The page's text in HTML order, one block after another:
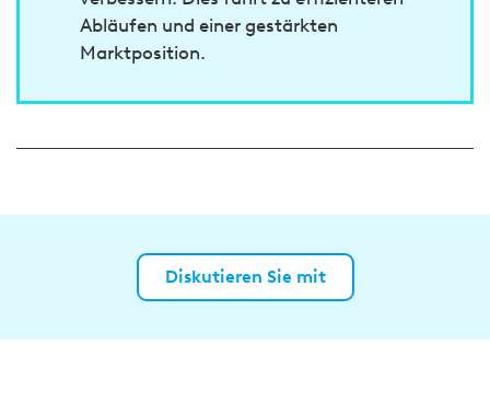
Abläufen und einer gestärkten
Marktposition.
Diskutieren Sie mit